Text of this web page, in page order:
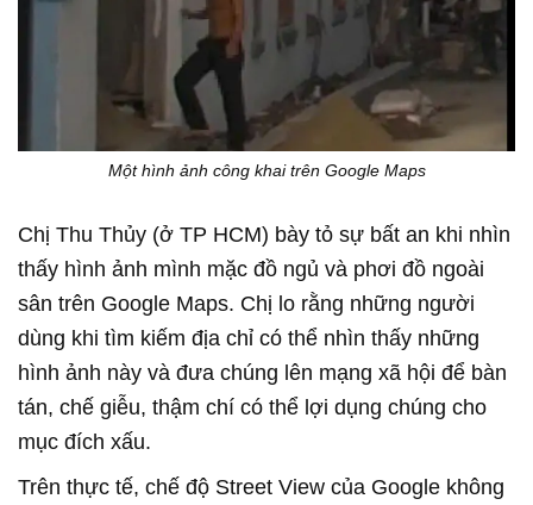
Một hình ảnh công khai trên Google Maps
Chị Thu Thủy (ở TP HCM) bày tỏ sự bất an khi nhìn
thấy hình ảnh mình mặc đồ ngủ và phơi đồ ngoài
sân trên Google Maps. Chị lo rằng những người
dùng khi tìm kiếm địa chỉ có thể nhìn thấy những
hình ảnh này và đưa chúng lên mạng xã hội để bàn
tán, chế giễu, thậm chí có thể lợi dụng chúng cho
mục đích xấu.
Trên thực tế, chế độ Street View của Google không